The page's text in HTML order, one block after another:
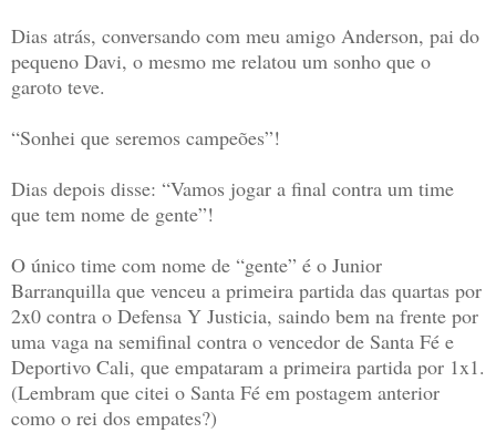
Dias atrás, conversando com meu amigo Anderson, pai do
pequeno Davi, o mesmo me relatou um sonho que o
garoto teve.
“Sonhei que seremos campeões”!
Dias depois disse: “Vamos jogar a final contra um time
que tem nome de gente”!
O único time com nome de “gente” é o Junior
Barranquilla que venceu a primeira partida das quartas por
2x0 contra o Defensa Y Justicia, saindo bem na frente por
uma vaga na semifinal contra o vencedor de Santa Fé e
Deportivo Cali, que empataram a primeira partida por 1x1.
(Lembram que citei o Santa Fé em postagem anterior
como o rei dos empates?)